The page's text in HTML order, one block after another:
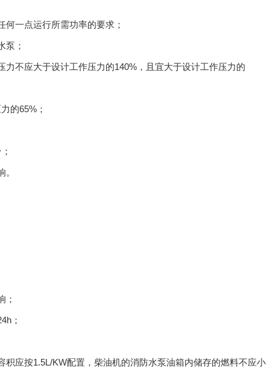
一点运行所需功率的要求；
泵；
不应大于设计工作压力的140%，且宜大于设计工作压力的
的65%；
；
；
应按1.5L/KW配置，柴油机的消防水泵油箱内储存的燃料不应小